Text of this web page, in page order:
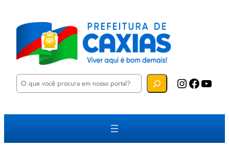
P
u
a
Instagram Facebook YouTube